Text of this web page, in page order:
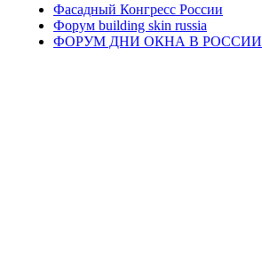
Фасадный Конгресс России
Форум building skin russia
ФОРУМ ДНИ ОКНА В РОССИИ